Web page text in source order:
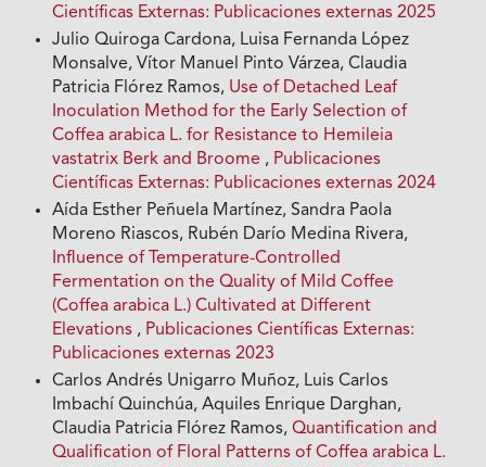
Científicas Externas: Publicaciones externas 2025
Julio Quiroga Cardona, Luisa Fernanda López
Monsalve, Vítor Manuel Pinto Várzea, Claudia
Patricia Flórez Ramos, Use of Detached Leaf
Inoculation Method for the Early Selection of
Coffea arabica L. for Resistance to Hemileia
vastatrix Berk and Broome , Publicaciones
Científicas Externas: Publicaciones externas 2024
Aída Esther Peñuela Martínez, Sandra Paola
Moreno Riascos, Rubén Darío Medina Rivera,
Influence of Temperature-Controlled
Fermentation on the Quality of Mild Coffee
(Coffea arabica L.) Cultivated at Different
Elevations , Publicaciones Científicas Externas:
Publicaciones externas 2023
Carlos Andrés Unigarro Muñoz, Luis Carlos
Imbachí Quinchúa, Aquiles Enrique Darghan,
Claudia Patricia Flórez Ramos,Quantification and
Qualification of Floral Patterns of Coffea arabica L.